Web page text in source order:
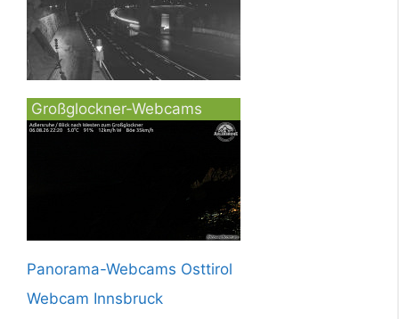
Großglockner-Webcams
Panorama-Webcams Osttirol
Webcam Innsbruck